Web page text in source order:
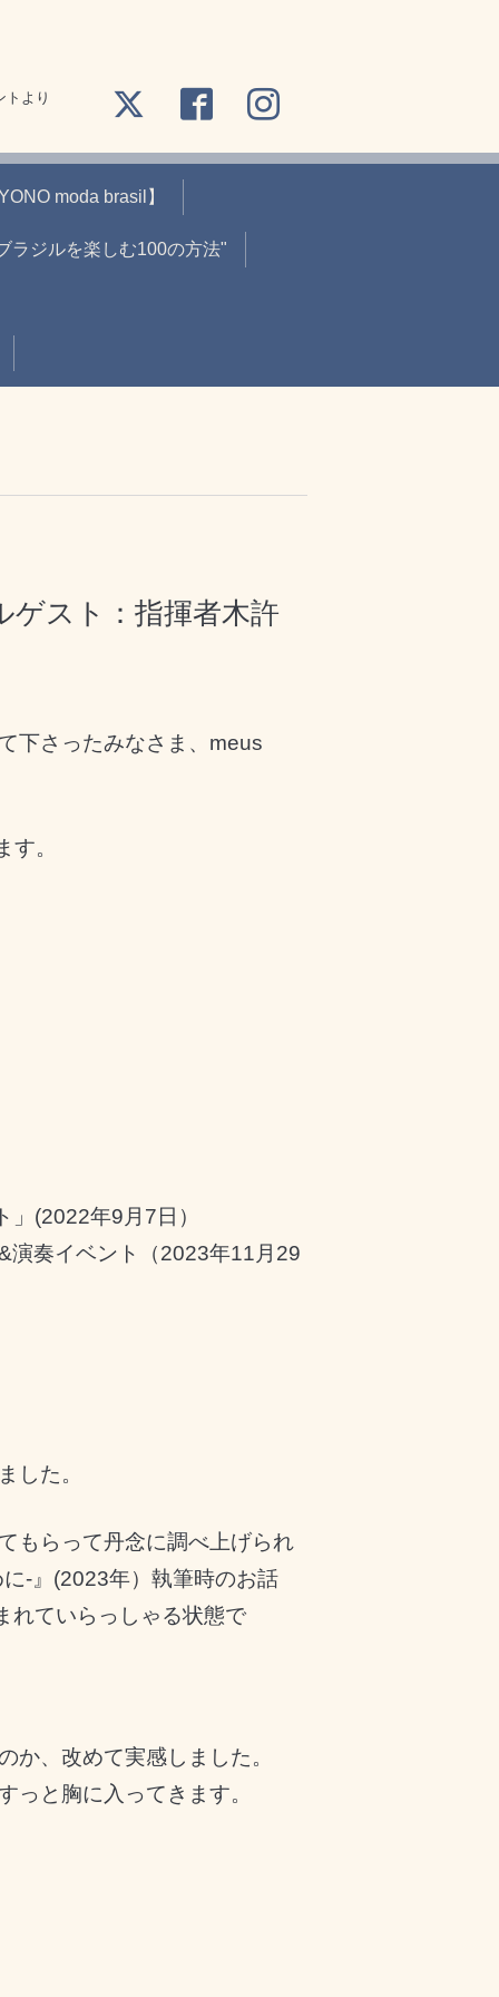
トより
moda brasil】
ラジルを楽しむ100の方法"
スト：指揮者木許
下さったみなさま、meus
。
」(2022年9月7日）
演奏イベント（2023年11月29
した。
もらって丹念に調べ上げられ
-』(2023年）執筆時のお話
れていらっしゃる状態で
か、改めて実感しました。
っと胸に入ってきます。